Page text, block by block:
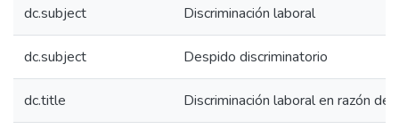
dc.subject Discriminación laboral
dc.subject Despido discriminatorio
dc.title Discriminación laboral en razón de